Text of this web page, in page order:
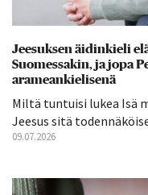
Jeesuksen äidinkieli
Suomessakin, ja jopa
arameankielisenä
Miltä tuntuisi lukea Isä
Jeesus sitä
09.07.2026